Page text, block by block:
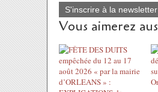
S'inscrire à la newsletter
Vous aimerez